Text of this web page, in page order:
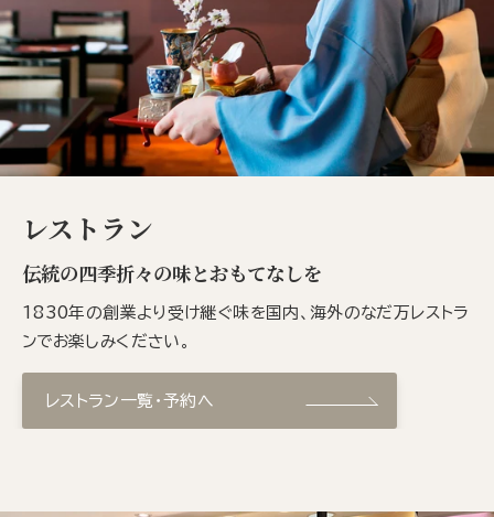
レストラン
伝統の四季折々の味とおもてなしを
1830年の創業より受け継ぐ味を国内、海外のなだ万レストラ
ンでお楽しみください。
レストラン一覧・予約へ